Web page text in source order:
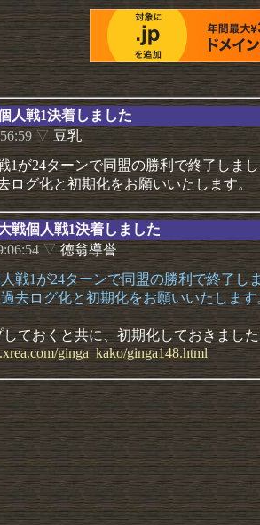
人戦1決着しました
▽ 豆乳
1が24ターンで同盟の勝利で終了しま
ログ化と初期化をお願いいたします。
戦個人戦1決着しました
▽徳翁導誉
戦1が24ターンで同盟の勝利で終了し
去ログ化と初期化をお願いいたします
ておくと共に、初期化しておきまし
xrea.com/ginga_kako/ginga148.html